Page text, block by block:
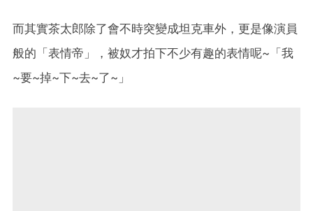
而其實茶太郎除了會不時突變成坦克車外，更是像演員
般的「表情帝」，被奴才拍下不少有趣的表情呢~「我
~要~掉~下~去~了~」